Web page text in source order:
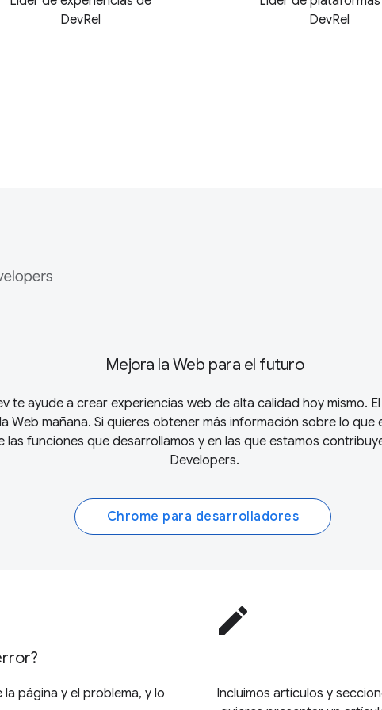
DevRel
DevRel
Mejora la Web para el futuro
te ayude a crear experiencias web de alta calidad hoy mismo.
Web mañana. Si quieres obtener más información sobre lo que
las funciones que desarrollamos y en las que estamos
Developers.
Chrome para desarrolladores
página y el problema, y lo
edit
Incluimos artículos y